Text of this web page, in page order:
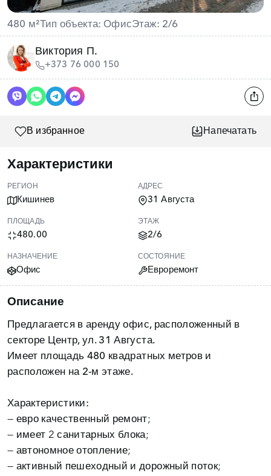
480 м²Тип объекта: ОфисЭтаж: 2/6
Виктория П.
+373 76 000 150
В избранное Напечатать
Характеристики
РЕГИОН
Кишинев
АДРЕС
31 Августа
ПЛОЩАДЬ
480.00
ЭТАЖ
2/6
НАЗНАЧЕНИЕ
Офис
СОСТОЯНИЕ
Евроремонт
Описание
Предлагается в аренду офис, расположенный в
секторе Центр, ул. 31 Августа.
Имеет площадь 480 квадратных метров и
расположен на 2-м этаже.
Характеристики:
— евро качественный ремонт;
— имеет 2 санитарных блока;
— автономное отопление;
— активный пешеходный и дорожный поток;